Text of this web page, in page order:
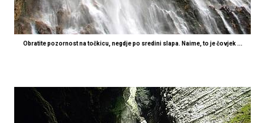
Obratite pozornost na točkicu, negdje po sredini slapa. Naime, to je čovjek ...